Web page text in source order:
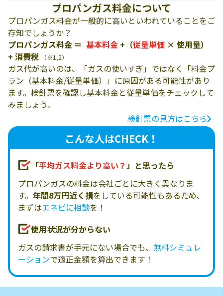
プロパンガス料金について
プロパンガス料金が一般的に高いといわれていることをご
存知でしょうか？
プロパンガス料金 ＝ 基本料金 +（従量単価 × 使用量）
+ 消費税
（※1,2）
ガス代が高いのは、「ガスの使いすぎ」ではなく「料金プ
ラン（基本料金/従量単価）」に原因がある可能性があり
ます。検針票を確認し基本料金と従量単価をチェックして
みましょう。
検針票の見方はこちら
こんな人はCHECK！
「平均ガス料金より高い？」と思ったら
プロパンガスの料金は会社ごとに大きく異なりま
す。 年間8万円近く損をしている可能性もあるため、
まずはエネピに相談を！
使用状況が分からない
ガスの請求書が手元にない場合でも、 無料シミュレ
ーションで適正金額を算出できます！